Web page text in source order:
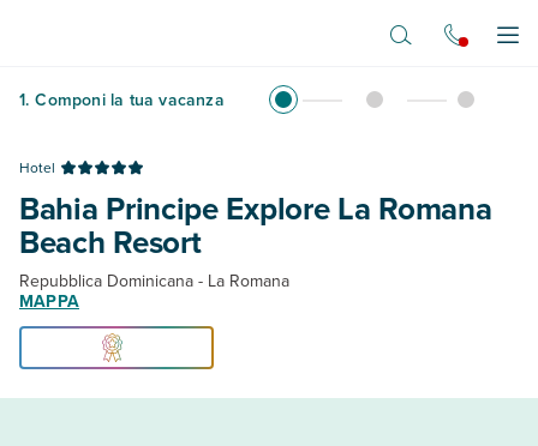
1. Componi la tua vacanza
Hotel
Bahia Principe Explore La Romana
Beach Resort
Repubblica Dominicana - La Romana
MAPPA